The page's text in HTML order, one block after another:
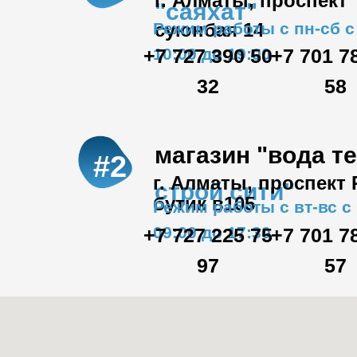
"саяхат"
суюнбая 14
магазин "вода
строй сити"
г. Алматы, проспект
бутик в105
Режим работы с пн-сб с
10:00 до 19:00
Режим работы с вт-вс с
09:00 до 17:30
+7 701
58
+7 727 390 50
32
+7 701
57
+7 727 225 75
97
#2